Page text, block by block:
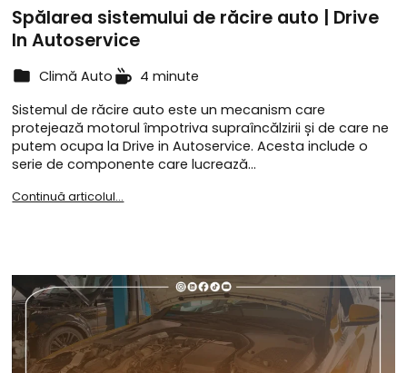
Spălarea sistemului de răcire auto | Drive
In Autoservice
Climă Auto
4 minute
Sistemul de răcire auto este un mecanism care
protejează motorul împotriva supraîncălzirii și de care ne
putem ocupa la Drive in Autoservice. Acesta include o
serie de componente care lucrează…
Continuă articolul...